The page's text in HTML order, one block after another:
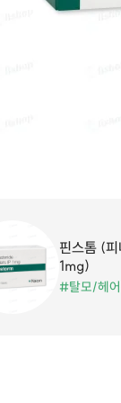
핀스톰 (
1mg)
#탈모/헤